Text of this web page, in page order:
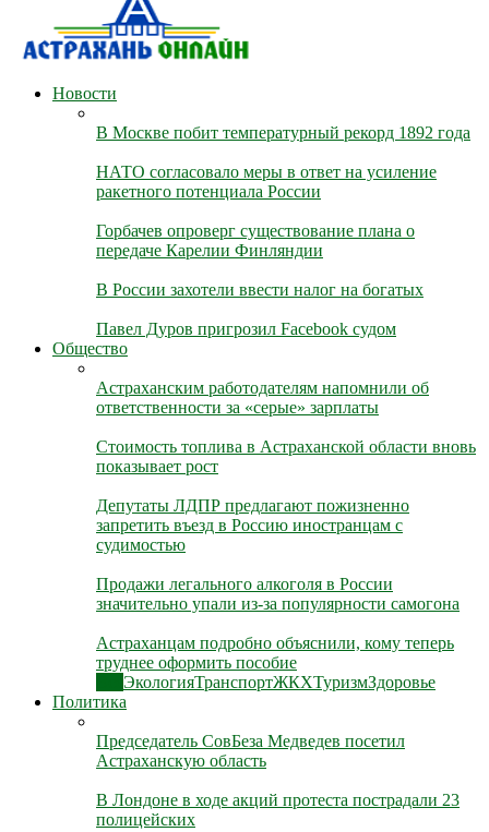
Новости
В Москве побит температурный рекорд 1892 года
НАТО согласовало меры в ответ на усиление
ракетного потенциала России
Горбачев опроверг существование плана о
передаче Карелии Финляндии
В России захотели ввести налог на богатых
Павел Дуров пригрозил Facebook судом
Общество
Астраханским работодателям напомнили об
ответственности за «серые» зарплаты
Стоимость топлива в Астраханской области вновь
показывает рост
Депутаты ЛДПР предлагают пожизненно
запретить въезд в Россию иностранцам с
судимостью
Продажи легального алкоголя в России
значительно упали из-за популярности самогона
Астраханцам подробно объяснили, кому теперь
труднее оформить пособие
ЭкологияТранспортЖКХТуризмЗдоровье
Политика
Председатель СовБеза Медведев посетил
Астраханскую область
В Лондоне в ходе акций протеста пострадали 23
полицейских